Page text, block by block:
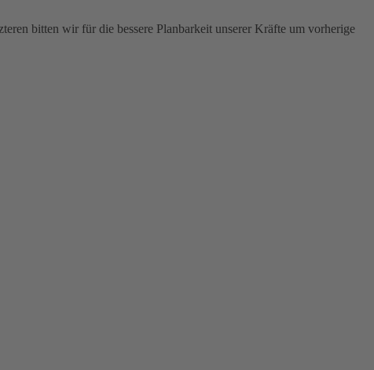
bitten wir für die bessere Planbarkeit unserer Kräfte um vorherige